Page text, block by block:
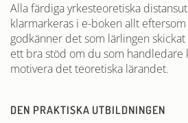
Alla färdiga yrkesteoretiska
klarmarkeras i e-boken allt
godkänner det som lärlingen
ett bra stöd om du som handledare
motivera det teoretiska lärandet.
DEN PRAKTISKA UTBILDNINGEN